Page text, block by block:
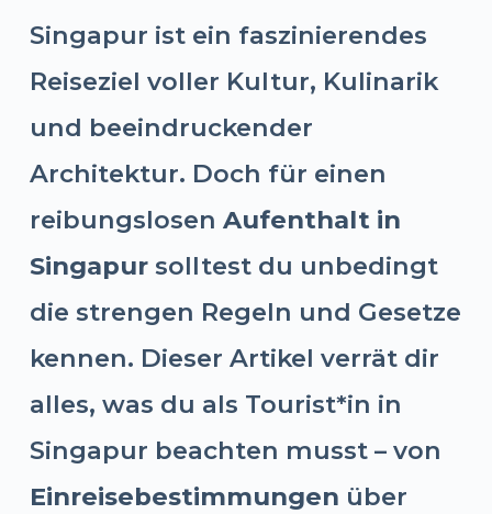
Singapur ist ein faszinierendes
Reiseziel voller Kultur, Kulinarik
und beeindruckender
Architektur. Doch für einen
reibungslosen Aufenthalt in
Singapursolltest du unbedingt
die strengen Regeln und Gesetze
kennen. Dieser Artikel verrät dir
alles, was du als Tourist*in in
Singapur beachten musst – von
Einreisebestimmungen über